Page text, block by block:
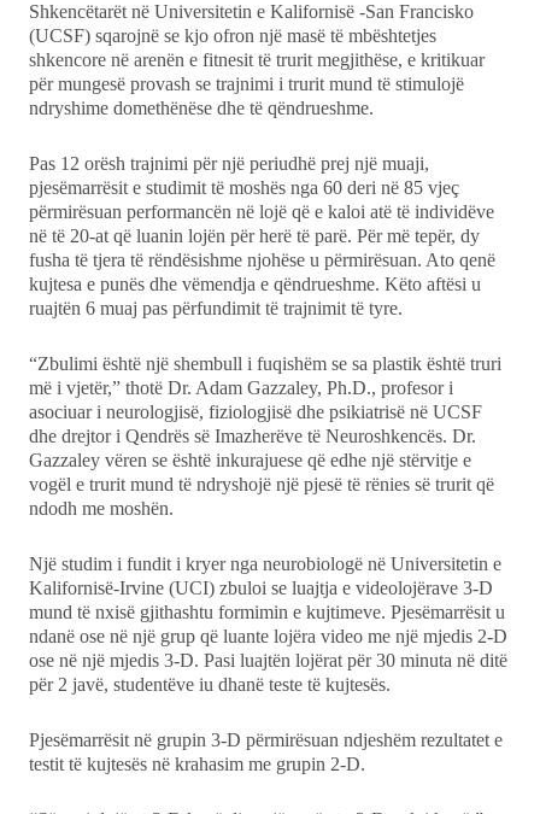
Shkencëtarët në Universitetin e Kalifornisë -San Francisko
(UCSF) sqarojnë se kjo ofron një masë të mbështetjes
shkencore në arenën e fitnesit të trurit megjithëse, e kritikuar
për mungesë provash se trajnimi i trurit mund të stimulojë
ndryshime domethënëse dhe të qëndrueshme.
Pas 12 orësh trajnimi për një periudhë prej një muaji,
pjesëmarrësit e studimit të moshës nga 60 deri në 85 vjeç
përmirësuan performancën në lojë që e kaloi atë të individëve
në të 20-at që luanin lojën për herë të parë. Për më tepër, dy
fusha të tjera të rëndësishme njohëse u përmirësuan. Ato qenë
kujtesa e punës dhe vëmendja e qëndrueshme. Këto aftësi u
ruajtën 6 muaj pas përfundimit të trajnimit të tyre.
“Zbulimi është një shembull i fuqishëm se sa plastik është truri
më i vjetër,” thotë Dr. Adam Gazzaley, Ph.D., profesor i
asociuar i neurologjisë, fiziologjisë dhe psikiatrisë në UCSF
dhe drejtor i Qendrës së Imazherëve të Neuroshkencës. Dr.
Gazzaley vëren se është inkurajuese që edhe një stërvitje e
vogël e trurit mund të ndryshojë një pjesë të rënies së trurit që
ndodh me moshën.
Një studim i fundit i kryer nga neurobiologë në Universitetin e
Kalifornisë-Irvine (UCI) zbuloi se luajtja e videolojërave 3-D
mund të nxisë gjithashtu formimin e kujtimeve. Pjesëmarrësit u
ndanë ose në një grup që luante lojëra video me një mjedis 2-D
ose në një mjedis 3-D. Pasi luajtën lojërat për 30 minuta në ditë
për 2 javë, studentëve iu dhanë teste të kujtesës.
Pjesëmarrësit në grupin 3-D përmirësuan ndjeshëm rezultatet e
testit të kujtesës në krahasim me grupin 2-D.